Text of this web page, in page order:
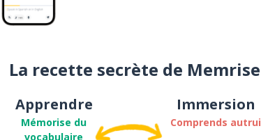
La recette secrète de Memrise
Apprendre
Mémorise du
vocabulaire
Immersion
Comprends autrui